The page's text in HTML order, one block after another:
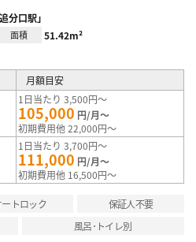
分口駅」
面積 51.42m²
月額目安
1日当たり 3,500円～
105,000 円/月～
初期費用他 22,000円～
1日当たり 3,700円～
111,000 円/月～
初期費用他 16,500円～
ートロック
保証人不要
風呂･トイレ別